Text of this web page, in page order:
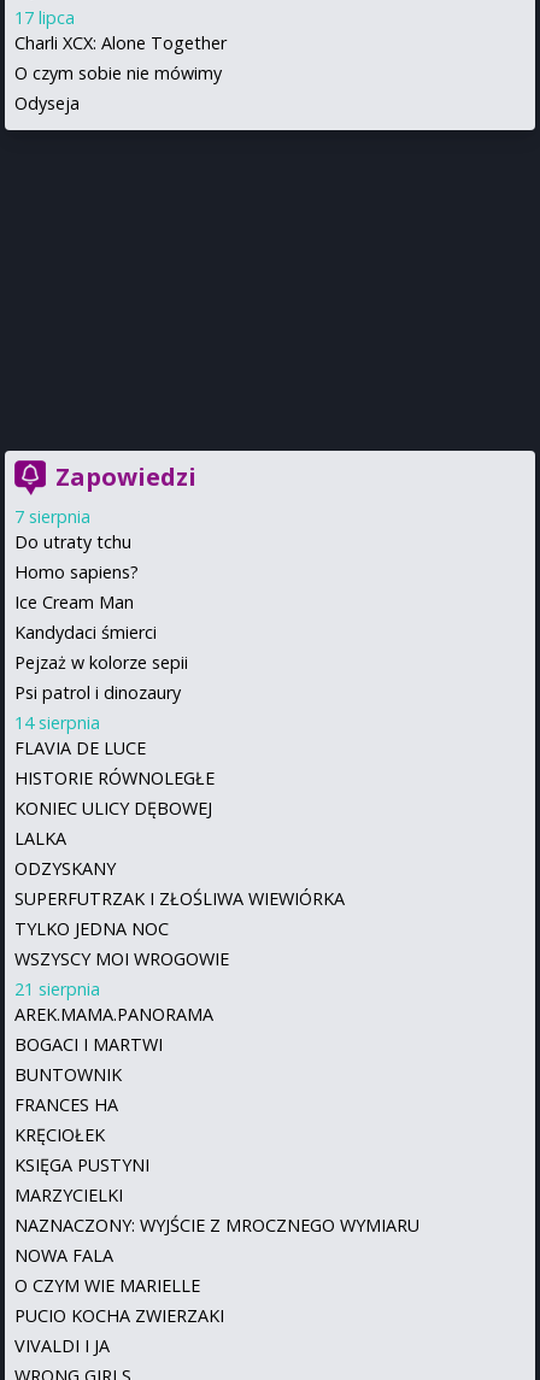
17 lipca
Charli XCX: Alone Together
O czym sobie nie mówimy
Odyseja
Zapowiedzi
7 sierpnia
Do utraty tchu
Homo sapiens?
Ice Cream Man
Kandydaci śmierci
Pejzaż w kolorze sepii
Psi patrol i dinozaury
14 sierpnia
FLAVIA DE LUCE
HISTORIE RÓWNOLEGŁE
KONIEC ULICY DĘBOWEJ
LALKA
ODZYSKANY
SUPERFUTRZAK I ZŁOŚLIWA WIEWIÓRKA
TYLKO JEDNA NOC
WSZYSCY MOI WROGOWIE
21 sierpnia
AREK.MAMA.PANORAMA
BOGACI I MARTWI
BUNTOWNIK
FRANCES HA
KRĘCIOŁEK
KSIĘGA PUSTYNI
MARZYCIELKI
NAZNACZONY: WYJŚCIE Z MROCZNEGO WYMIARU
NOWA FALA
O CZYM WIE MARIELLE
PUCIO KOCHA ZWIERZAKI
VIVALDI I JA
WRONG GIRLS